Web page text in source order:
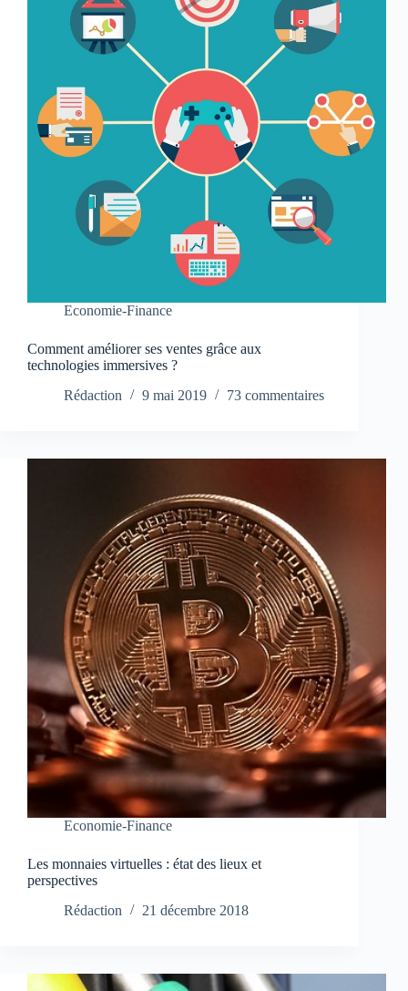
Economie-Finance
Comment améliorer ses ventes grâce aux
technologies immersives ?
Rédaction
9 mai 2019 73 commentaires
Economie-Finance
Les monnaies virtuelles : état des lieux et
perspectives
Rédaction
21 décembre 2018